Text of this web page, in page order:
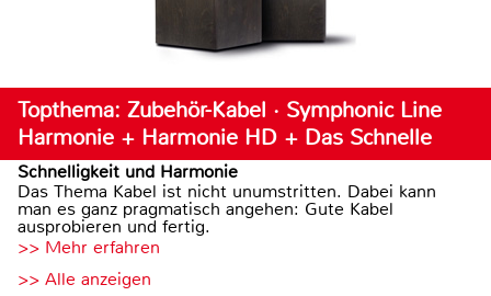
Topthema: Zubehör-Kabel · Symphonic Line
Harmonie + Harmonie HD + Das Schnelle
Schnelligkeit und Harmonie
Das Thema Kabel ist nicht unumstritten. Dabei kann
man es ganz pragmatisch angehen: Gute Kabel
ausprobieren und fertig.
>> Mehr erfahren
>> Alle anzeigen